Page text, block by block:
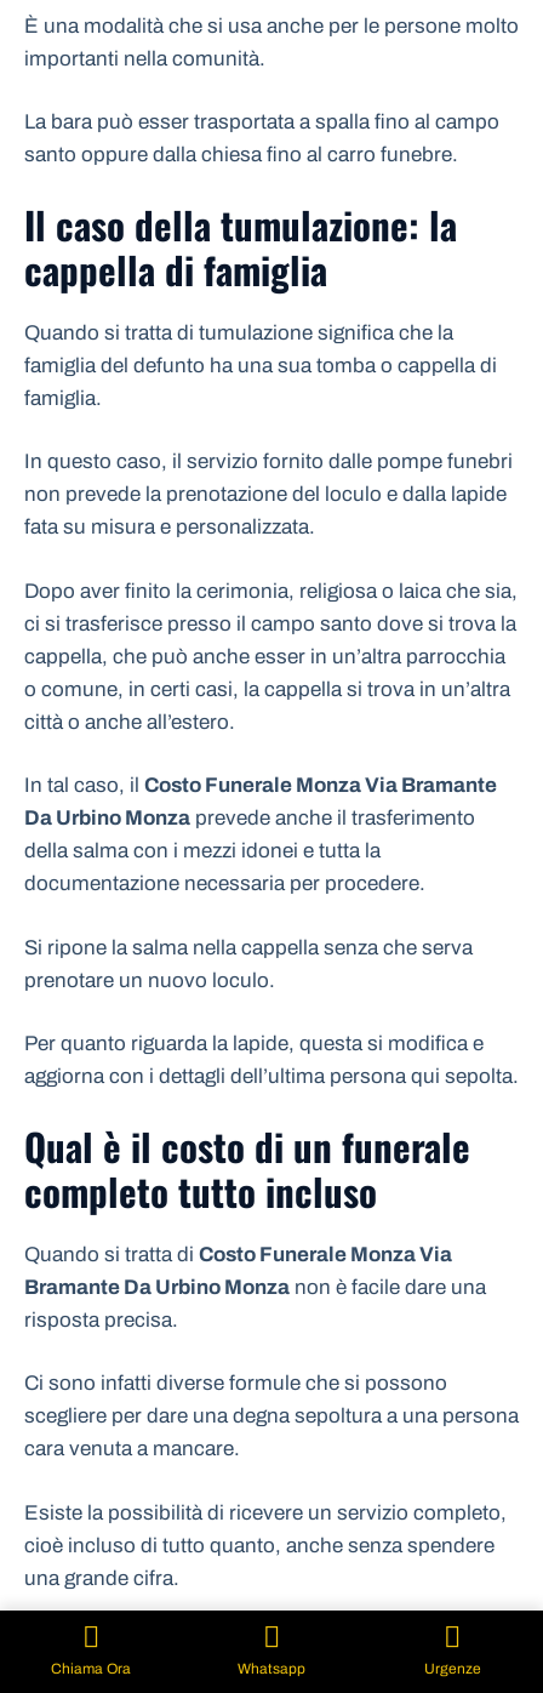
È una modalità che si usa anche per le persone molto
importanti nella comunità.
La bara può esser trasportata a spalla fino al campo
santo oppure dalla chiesa fino al carro funebre.
Il caso della tumulazione: la
cappella di famiglia
Quando si tratta di tumulazione significa che la
famiglia del defunto ha una sua tomba o cappella di
famiglia.
In questo caso, il servizio fornito dalle pompe funebri
non prevede la prenotazione del loculo e dalla lapide
fata su misura e personalizzata.
Dopo aver finito la cerimonia, religiosa o laica che sia,
ci si trasferisce presso il campo santo dove si trova la
cappella, che può anche esser in un’altra parrocchia
o comune, in certi casi, la cappella si trova in un’altra
città o anche all’estero.
In tal caso, il Costo Funerale Monza Via Bramante
Da Urbino Monza prevede anche il trasferimento
della salma con i mezzi idonei e tutta la
documentazione necessaria per procedere.
Si ripone la salma nella cappella senza che serva
prenotare un nuovo loculo.
Per quanto riguarda la lapide, questa si modifica e
aggiorna con i dettagli dell’ultima persona qui sepolta.
Qual è il costo di un funerale
completo tutto incluso
Quando si tratta di Costo Funerale Monza Via
Bramante Da Urbino Monza non è facile dare una
risposta precisa.
Ci sono infatti diverse formule che si possono
scegliere per dare una degna sepoltura a una persona
cara venuta a mancare.
Esiste la possibilità di ricevere un servizio completo,
cioè incluso di tutto quanto, anche senza spendere
una grande cifra.
è possibile prendere contatto con l’agenzia di pompe
funebri e predispone tutto quanto anche cn un
Chiama Ora Whatsapp Urgenze